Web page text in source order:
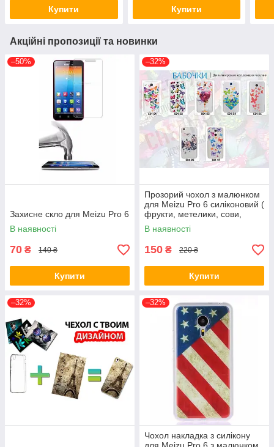
Купити Купити
Акційні пропозиції та новинки
–50%
Захисне скло для Meizu Pro 6
В наявності
70 ₴ 140 ₴
Купити
–32%
Прозорий чохол з малюнком
для Meizu Pro 6 силіконовий (
фрукти, метелики, сови,
черепа, губи, тварини )
В наявності
150 ₴ 220 ₴
Купити
–32% –32%
Чохол накладка з силікону